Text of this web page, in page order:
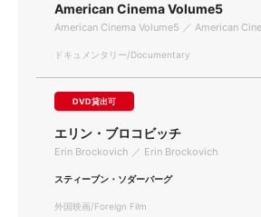
American Cinema Volume5
American Cinema Volume5 ／ American
ドキュメンタリー/Documentary
DVD貸出可
エリン・ブロコビッチ
Erin Brockovich ／ Erin Brockovich
スティーブン・ソダーバーグ
外国映画/Foreign Film